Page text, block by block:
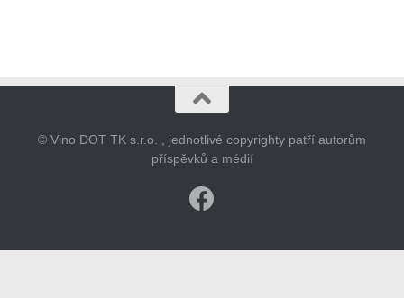
© Vino DOT TK s.r.o. , jednotlivé copyrighty patří autorům
příspěvků a médií